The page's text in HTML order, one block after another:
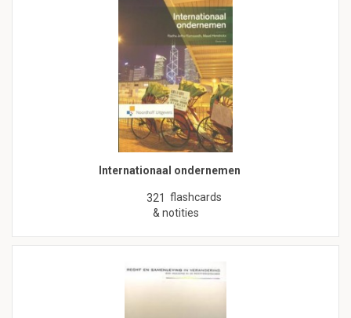
Internationaal ondernemen
321 flashcards
& notities